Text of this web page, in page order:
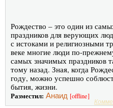
Рождество – это один из
праздников для верующих
с истоками и религиозными
веке многие люди по-
самых значимых праздников
тому назад. Зная, когда
году, можно успешно
бытия, жизни.
Разместил: Анаид [offline]